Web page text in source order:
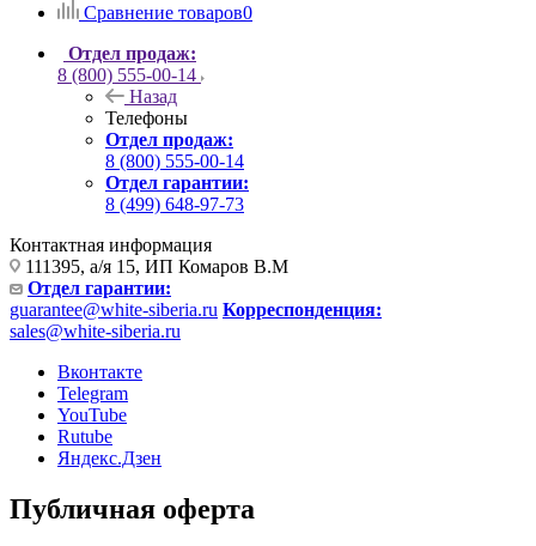
Сравнение товаров0
Отдел продаж:
8 (800) 555-00-14
Назад
Телефоны
Отдел продаж:
8 (800) 555-00-14
Отдел гарантии:
8 (499) 648-97-73
Контактная информация
111395, а/я 15, ИП Комаров В.М
Отдел гарантии:
guarantee@white-siberia.ru Корреспонденция:
sales@white-siberia.ru
Вконтакте
Telegram
YouTube
Rutube
Яндекс.Дзен
Публичная оферта